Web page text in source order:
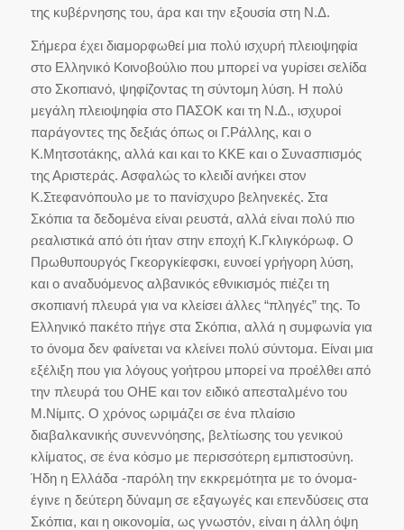
της κυβέρνησης του, άρα και την εξουσία στη Ν.Δ.
Σήμερα έχει διαμορφωθεί μια πολύ ισχυρή πλειοψηφία
στο Ελληνικό Κοινοβούλιο που μπορεί να γυρίσει σελίδα
στο Σκοπιανό, ψηφίζοντας τη σύντομη λύση. Η πολύ
μεγάλη πλειοψηφία στο ΠΑΣΟΚ και τη Ν.Δ., ισχυροί
παράγοντες της δεξιάς όπως οι Γ.Ράλλης, και ο
Κ.Μητσοτάκης, αλλά και και το ΚΚΕ και ο Συνασπισμός
της Αριστεράς. Ασφαλώς το κλειδί ανήκει στον
Κ.Στεφανόπουλο με το πανίσχυρο βεληνεκές. Στα
Σκόπια τα δεδομένα είναι ρευστά, αλλά είναι πολύ πιο
ρεαλιστικά από ότι ήταν στην εποχή Κ.Γκλιγκόρωφ. Ο
Πρωθυπουργός Γκεοργκίεφσκι, ευνοεί γρήγορη λύση,
και ο αναδυόμενος αλβανικός εθνικισμός πιέζει τη
σκοπιανή πλευρά για να κλείσει άλλες “πληγές” της. Το
Ελληνικό πακέτο πήγε στα Σκόπια, αλλά η συμφωνία για
το όνομα δεν φαίνεται να κλείνει πολύ σύντομα. Είναι μια
εξέλιξη που για λόγους γοήτρου μπορεί να προέλθει από
την πλευρά του ΟΗΕ και τον ειδικό απεσταλμένο του
Μ.Νίμιτς. Ο χρόνος ωριμάζει σε ένα πλαίσιο
διαβαλκανικής συνεννόησης, βελτίωσης του γενικού
κλίματος, σε ένα κόσμο με περισσότερη εμπιστοσύνη.
Ήδη η Ελλάδα -παρόλη την εκκρεμότητα με το όνομα-
έγινε η δεύτερη δύναμη σε εξαγωγές και επενδύσεις στα
Σκόπια, και η οικονομία, ως γνωστόν, είναι η άλλη όψη